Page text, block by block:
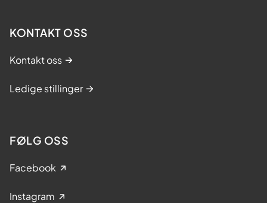
KONTAKT OSS
Kontakt oss
Ledige stillinger
FØLG OSS
Facebook
Instagram